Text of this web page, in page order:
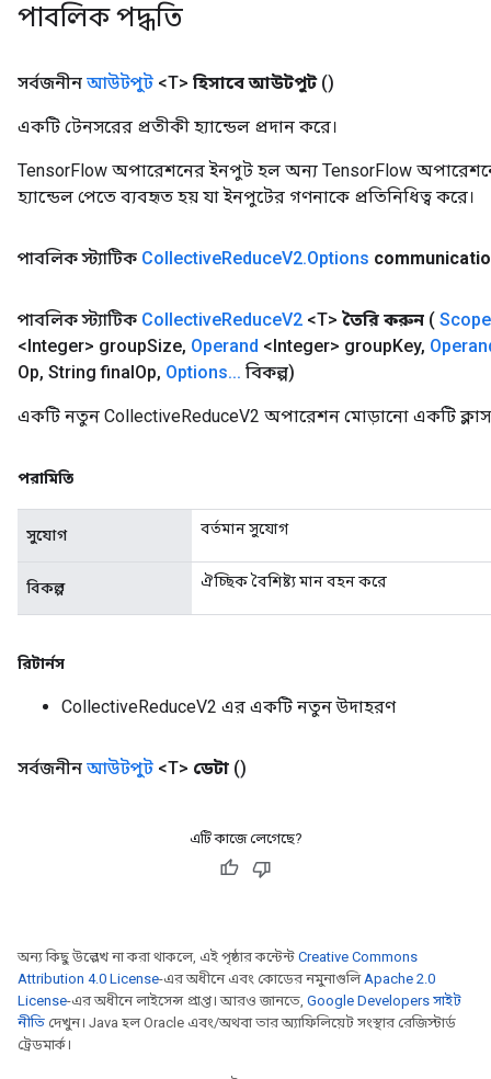
পাবলিক পদ্ধতি
সর্বজনীন আউটপুট <T> হিসাবে আউটপুট ()
একটি টেনসরের প্রতীকী হ্যান্ডেল প্রদান করে।
TensorFlow অপারেশনের ইনপুট হল অন্য TensorFlow
হ্যান্ডেল পেতে ব্যবহৃত হয় যা ইনপুটের গণনাকে প্রতিনিধিত্ব করে।
পাবলিক স্ট্যাটিক CollectiveReduceV2.Options
পাবলিক স্ট্যাটিক CollectiveReduceV2 <T> তৈরি করুন ( Scope
<Integer> groupSize, Operand <Integer> groupKey,
Op, String finalOp, Options... বিকল্প)
একটি নতুন CollectiveReduceV2 অপারেশন মোড়ানো একটি ক্লাস
পরামিতি
সুযোগ বর্তমান সুযোগ
বিকল্প ঐচ্ছিক বৈশিষ্ট্য মান বহন করে
রিটার্নস
CollectiveReduceV2 এর একটি নতুন উদাহরণ
সর্বজনীন আউটপুট <T> ডেটা ()
এটি কাজে লেগেছে?
অন্য কিছু উল্লেখ না করা থাকলে, এই পৃষ্ঠার কন্টেন্ট Creative Commons
Attribution 4.0 License-এর অধীনে এবং কোডের নমুনাগুলিApache 2.0
License-এর অধীনে লাইসেন্স প্রাপ্ত। আরও জানতে, Google Developers সাইট
নীতি দেখুন। Java হল Oracle এবং/অথবা তার অ্যাফিলিয়েট সংস্থার রেজিস্টার্ড
ট্রেডমার্ক।